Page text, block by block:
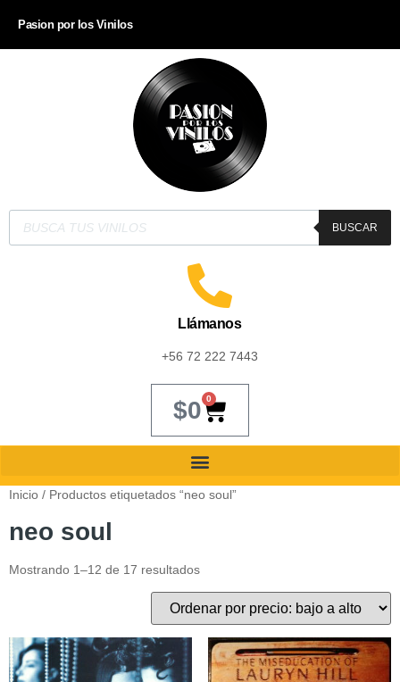
Pasion por los Vinilos
BUSCAR
Llámanos
+56 72 222 7443
$0 0
Inicio / Productos etiquetados “neo soul”
neo soul
Mostrando 1–12 de 17 resultados